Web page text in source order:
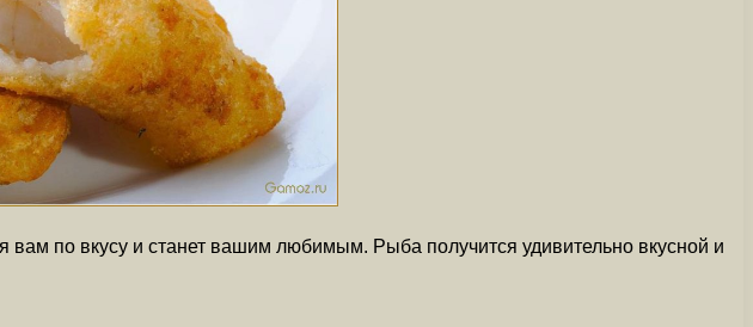
вам по вкусу и станет вашим любимым. Рыба получится удивительно вкусной и